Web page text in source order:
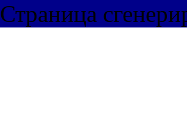
Страница